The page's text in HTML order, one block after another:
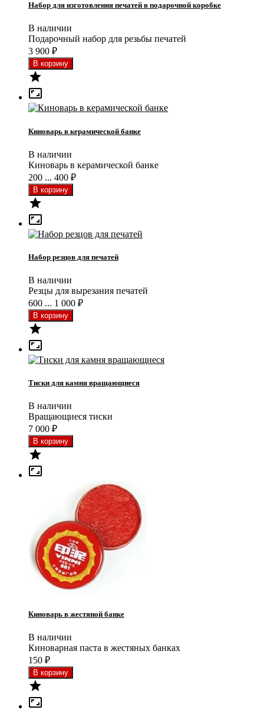
Набор для изготовления печатей в подарочной коробке
В наличии
Подарочный набор для резьбы печатей
3 900 ₽


Киноварь в керамической банке
В наличии
Киноварь в керамической банке
200 ... 400 ₽


Набор резцов для печатей
В наличии
Резцы для вырезания печатей
600 ... 1 000 ₽


Тиски для камня вращающиеся
В наличии
Вращающиеся тиски
7 000 ₽


Киноварь в жестяной банке
В наличии
Киноварная паста в жестяных банках
150 ₽

